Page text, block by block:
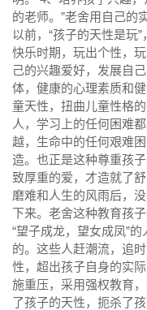
的老师。”老舍用自己的
以前，“孩子的天性是玩
快乐时期，玩出个性，
己的兴趣爱好，发展自
体，健康的心理素质和
童天性，扭曲儿童性格
人，学习上的任何困难
越，生命中的任何艰难
造。也正是这种尊重孩
致厚重的爱，才造就了
磨难和人生的风雨后，
下来。老舍这种教育孩
“望子成龙，望女成凤”
的。这些人赶潮流，追
性，超出孩子自身的实
施重压，采用强权教育
了孩子的天性，扼杀了